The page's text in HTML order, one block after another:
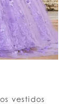
vestidos